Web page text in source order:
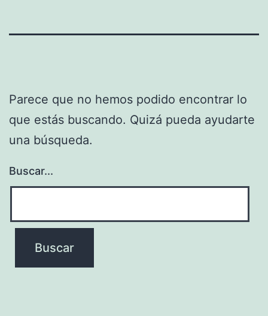
Parece que no hemos podido encontrar lo
que estás buscando. Quizá pueda ayudarte
una búsqueda.
Buscar...